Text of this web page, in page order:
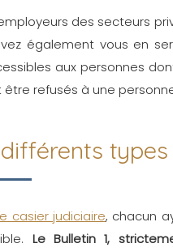
des secteurs
également vous en
aux personnes
refusés à une
casier judiciaire, chacun
Le Bulletin 1,